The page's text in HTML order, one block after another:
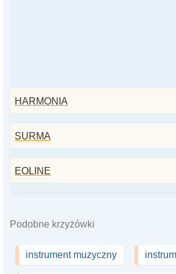
HARMONIA
SURMA
EOLINE
Podobne krzyżówki
instrument muzyczny